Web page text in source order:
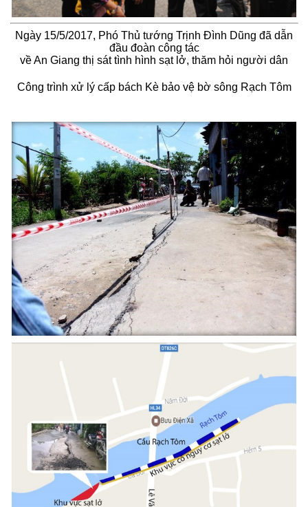
Ngày 15/5/2017, Phó Thủ tướng Trịnh Đình Dũng đã dẫn
đầu đoàn công tác
về An Giang thị sát tình hình sạt lở, thăm hỏi người dân
Công trình xử lý cấp bách Kè bảo vệ bờ sông Rạch Tôm